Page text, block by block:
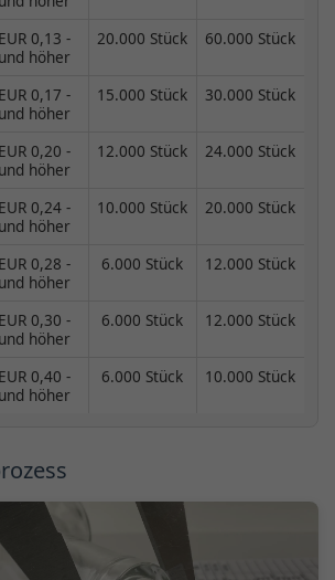
EUR 0,13 -
und höher
20.000 Stück 60.000 Stück
EUR 0,17 -
und höher
15.000 Stück 30.000 Stück
EUR 0,20 -
und höher
12.000 Stück 24.000 Stück
EUR 0,24 -
und höher
10.000 Stück 20.000 Stück
EUR 0,28 -
und höher
6.000 Stück 12.000 Stück
EUR 0,30 -
und höher
6.000 Stück 12.000 Stück
EUR 0,40 -
und höher
6.000 Stück 10.000 Stück